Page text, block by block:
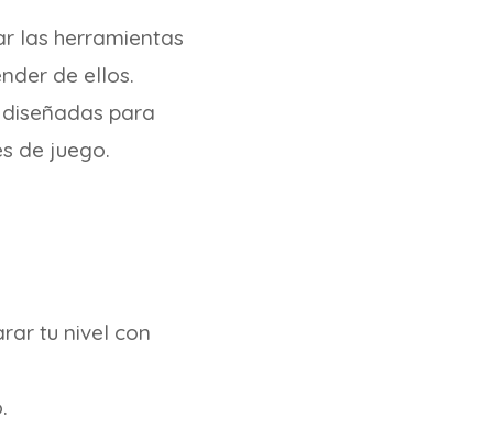
las herramientas
de ellos.
para
de juego.
tu nivel con